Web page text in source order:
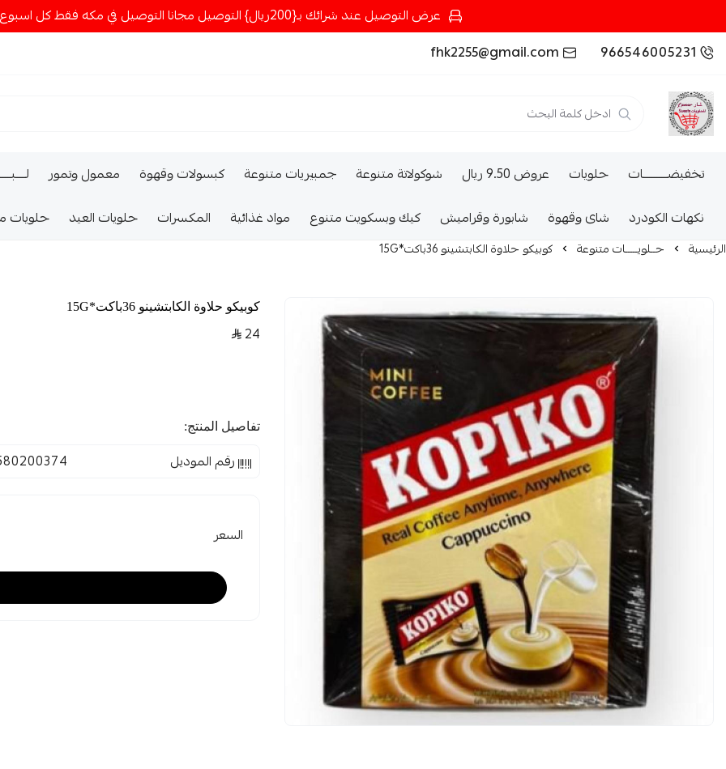
عرض التوصيل عند شرائك بـ{200ريال} التوصيل مجانا التوصيل في مكه فقط كل اسبوع اصناف جديدة
966546005231
fhk2255@gmail.com
تخفيضــــــــــات حلويات عروض 9.50 ريال شوكولاتة متنوعة جمبيريات متنوعة كبسولات وقهوة معمول وتمور
نكهات الكودرد
شاى وقهوة شابورة وقراميش كيك وبسكويت متنوع مواد غذائية المكسرات حلويات العيد حلويات
الرئيسية حــلويـــــات متنوعة كوبيكو حلاوة الكابتشينو 36باكت*15G
كوبيكو حلاوة الكابتشينو 36باكت*15G
24
تفاصيل المنتج:
رقم الموديل
السعر